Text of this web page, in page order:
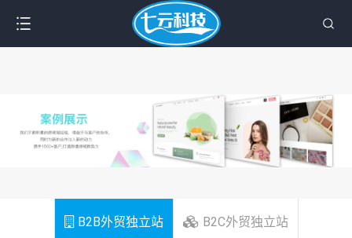
B2B外贸独立站 B2C外贸独立站